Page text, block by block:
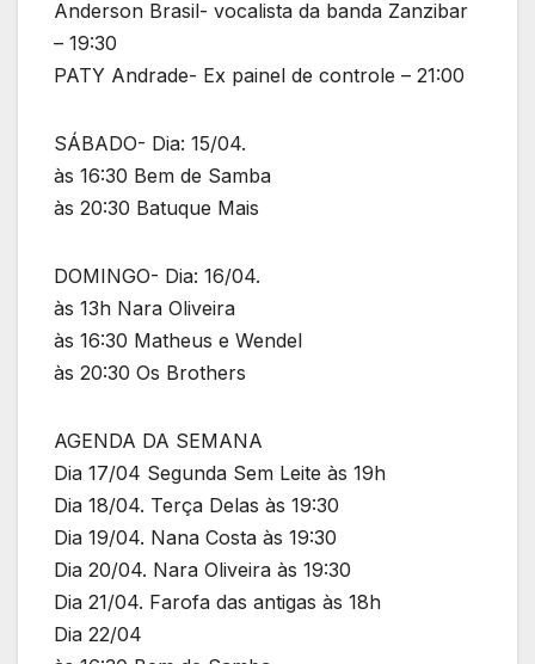
Anderson Brasil- vocalista da banda Zanzibar
– 19:30
PATY Andrade- Ex painel de controle – 21:00
SÁBADO- Dia: 15/04.
às 16:30 Bem de Samba
às 20:30 Batuque Mais
DOMINGO- Dia: 16/04.
às 13h Nara Oliveira
às 16:30 Matheus e Wendel
às 20:30 Os Brothers
AGENDA DA SEMANA
Dia 17/04 Segunda Sem Leite às 19h
Dia 18/04. Terça Delas às 19:30
Dia 19/04. Nana Costa às 19:30
Dia 20/04. Nara Oliveira às 19:30
Dia 21/04. Farofa das antigas às 18h
Dia 22/04